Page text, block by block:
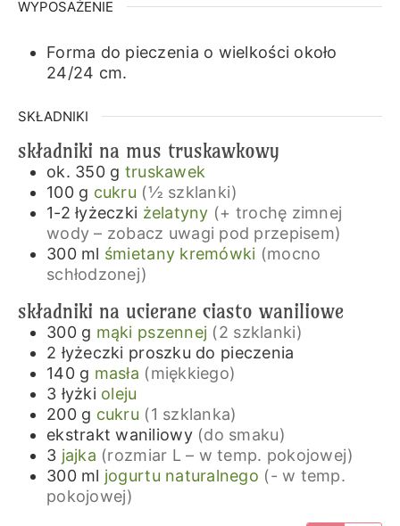
WYPOSAŻENIE
Forma do pieczenia o wielkości około
24/24 cm.
SKŁADNIKI
składniki na mus truskawkowy
ok. 350 g truskawek
100 g cukru (½ szklanki)
1-2 łyżeczki żelatyny (+ trochę zimnej
wody – zobacz uwagi pod przepisem)
300 ml śmietany kremówki (mocno
schłodzonej)
składniki na ucierane ciasto waniliowe
300 g mąki pszennej (2 szklanki)
2 łyżeczki proszku do pieczenia
140 g masła (miękkiego)
3 łyżki oleju
200 g cukru (1 szklanka)
ekstrakt waniliowy (do smaku)
3 jajka (rozmiar L – w temp. pokojowej)
300 ml jogurtu naturalnego (- w temp.
pokojowej)